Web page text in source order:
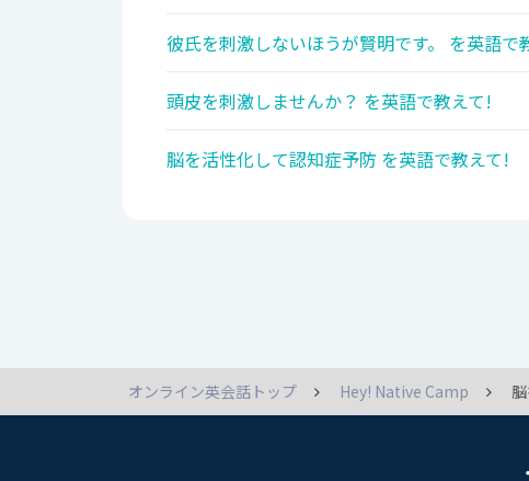
彼氏を刺激しないほうが賢明です。 を英語で
頭皮を刺激しませんか？ を英語で教えて!
脳を活性化して認知症予防 を英語で教えて!
オンライン英会話トップ Hey! Native Camp